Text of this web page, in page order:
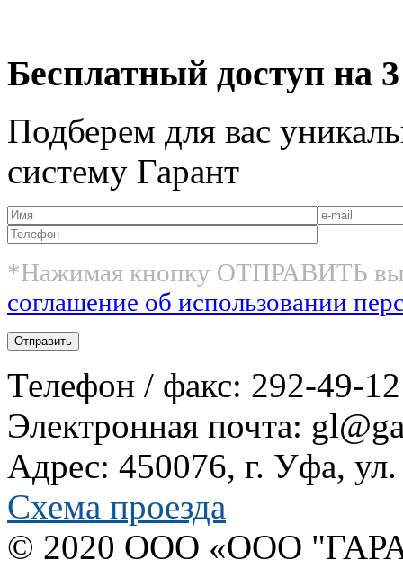
Бесплатный доступ на
Подберем для вас
систему Гарант
*Нажимая кнопку ОТПРАВИТЬ
соглашение об использовании
Телефон / факс: 292-49-12
Электронная почта:
Адрес: 450076, г. Уфа,
Схема проезда
© 2020 OOO «ООО